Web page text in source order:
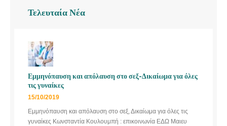
Τελευταία Νέα
Εμμηνόπαυση και απόλαυση στο σεξ-Δικαίωμα για όλες
τις γυναίκες
15/10/2019
Εμμηνόπαυση και απόλαυση στο σεξ, Δικαίωμα για όλες τις
γυναίκες Κωνσταντία Κουλουμπή : επικοινωνία ΕΔΩ Μαιευ